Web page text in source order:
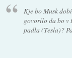
Kje bo Musk
govorilo da bo v
padla (Tesla)?